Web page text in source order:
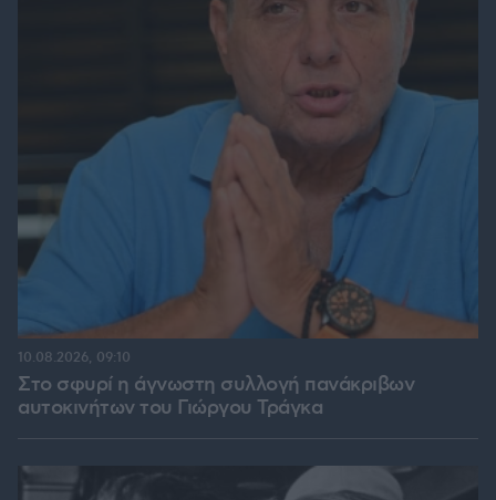
Στο σφυρί η άγνωστη συλλογή πανάκριβων
αυτοκινήτων του Γιώργου Τράγκα
10.08.2026, 09:10